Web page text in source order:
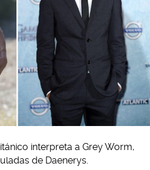
interpreta a Grey Worm,
de Daenerys.